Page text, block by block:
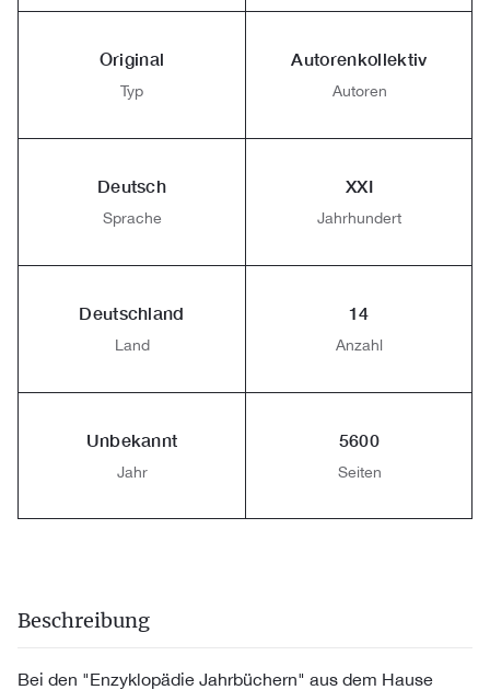
Original
Typ
Autorenkollektiv
Autoren
Deutsch
Sprache
XXI
Jahrhundert
Deutschland
Land
14
Anzahl
Unbekannt
Jahr
5600
Seiten
Beschreibung
Bei den "Enzyklopädie Jahrbüchern" aus dem Hause